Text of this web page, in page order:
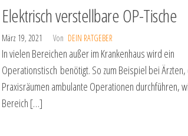
Elektrisch verstellbare OP-Tische
März 19, 2021 Von DEIN RATGEBER
In vielen Bereichen außer im Krankenhaus wird ein
Operationstisch benötigt. So zum Beispiel bei
Praxisräumen ambulante Operationen durchführen,
Bereich […]